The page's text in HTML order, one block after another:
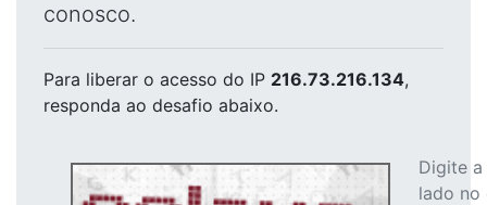
conosco.
Para liberar o acesso do IP 216.73.216.134,
responda ao desafio abaixo.
Digite
lado no